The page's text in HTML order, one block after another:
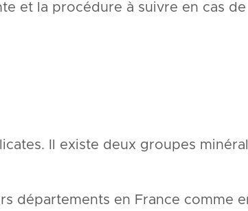
et la procédure à suivre en cas de
Il existe deux groupes
départements en France comme